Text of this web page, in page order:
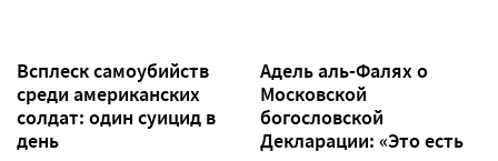
Всплеск самоубийств
среди американских
солдат: один суицид в
день
Адель аль-Фалях о
Московской
богословской
Декларации: «Это есть